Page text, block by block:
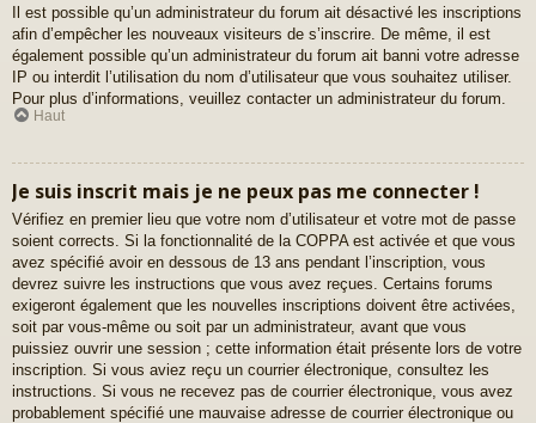
Il est possible qu’un administrateur du forum ait désactivé les inscriptions
afin d’empêcher les nouveaux visiteurs de s’inscrire. De même, il est
également possible qu’un administrateur du forum ait banni votre adresse
IP ou interdit l’utilisation du nom d’utilisateur que vous souhaitez utiliser.
Pour plus d’informations, veuillez contacter un administrateur du forum.
Haut
Je suis inscrit mais je ne peux pas me connecter !
Vérifiez en premier lieu que votre nom d’utilisateur et votre mot de passe
soient corrects. Si la fonctionnalité de la COPPA est activée et que vous
avez spécifié avoir en dessous de 13 ans pendant l’inscription, vous
devrez suivre les instructions que vous avez reçues. Certains forums
exigeront également que les nouvelles inscriptions doivent être activées,
soit par vous-même ou soit par un administrateur, avant que vous
puissiez ouvrir une session ; cette information était présente lors de votre
inscription. Si vous aviez reçu un courrier électronique, consultez les
instructions. Si vous ne recevez pas de courrier électronique, vous avez
probablement spécifié une mauvaise adresse de courrier électronique ou